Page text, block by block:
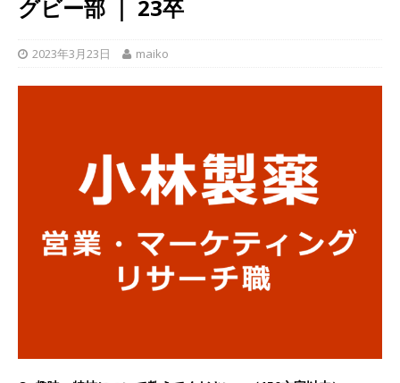
る優良企業一覧（16社）
[ 2026年5月15日 ]
学生を求めアスキヤリ限定イベント開催!! 】 世界
以上営業増益を達成 ｜ プライム上場 ｜ カプコン
体育会積極採用企業
[ 2026年5月15日 ] 【 28卒 ｜ 早期選考直結型の
インターン!! 】 M&A仲介業 ｜ 入社2年目の参考
体育会積極採用企業
グビー部 ｜ 23卒
2023年3月23日 maiko